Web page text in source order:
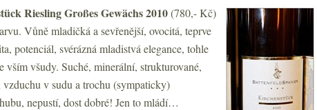
Riesling Großes Gewächs 2010(780,- Kč)
Vůně mladičká a sevřenější, ovocitá, teprve
potenciál, svérázná mladistvá elegance, tohle
všudy. Suché, minerální, strukturované,
v sudu a trochu (sympaticky)
nepustí, dost dobré! Jen to mládí…